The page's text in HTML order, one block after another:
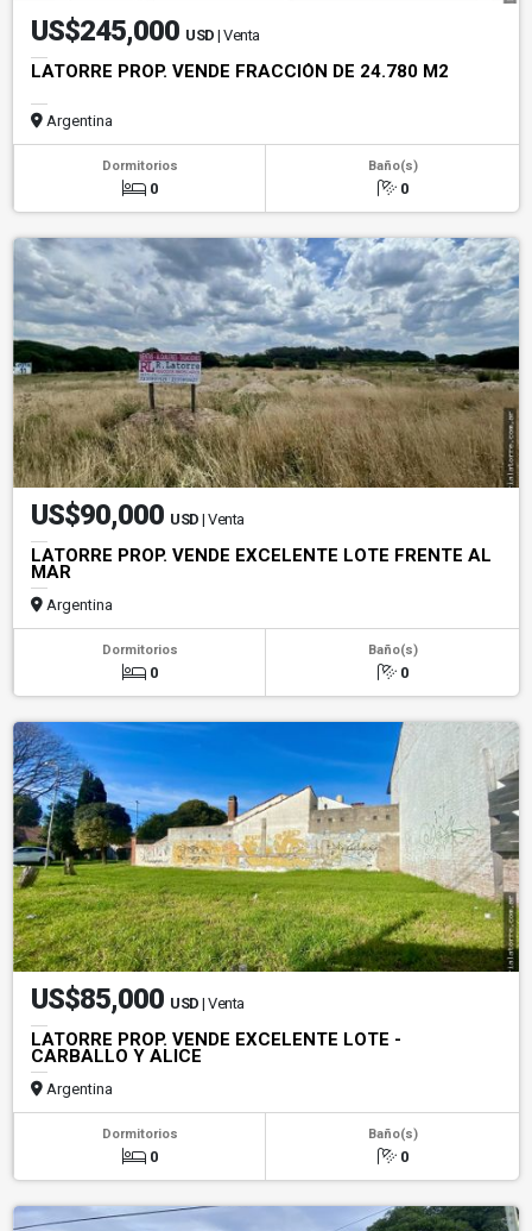
US$245,000 USD | Venta
LATORRE PROP. VENDE FRACCIÓN DE 24.780 M2
Argentina
Dormitorios
0
Baño(s)
0
US$90,000 USD | Venta
LATORRE PROP. VENDE EXCELENTE LOTE FRENTE AL
MAR
Argentina
Dormitorios
0
Baño(s)
0
US$85,000 USD | Venta
LATORRE PROP. VENDE EXCELENTE LOTE -
CARBALLO Y ALICE
Argentina
Dormitorios
0
Baño(s)
0